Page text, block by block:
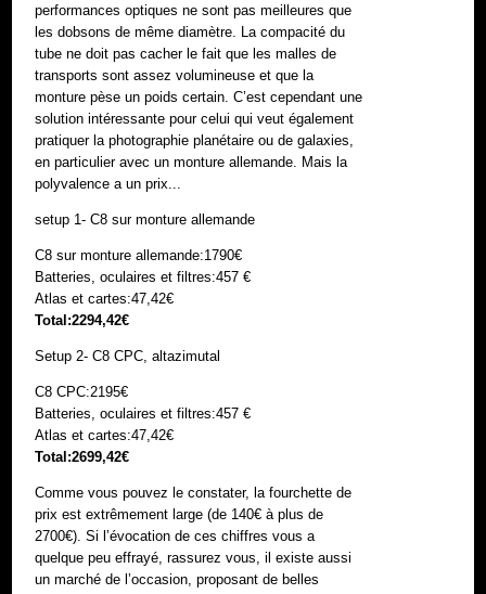
performances optiques ne sont pas meilleures que
les dobsons de même diamètre. La compacité du
tube ne doit pas cacher le fait que les malles de
transports sont assez volumineuse et que la
monture pèse un poids certain. C’est cependant une
solution intéressante pour celui qui veut également
pratiquer la photographie planétaire ou de galaxies,
en particulier avec un monture allemande. Mais la
polyvalence a un prix...
setup 1- C8 sur monture allemande
C8 sur monture allemande:1790€
Batteries, oculaires et filtres:457 €
Atlas et cartes:47,42€
Total:2294,42€
Setup 2- C8 CPC, altazimutal
C8 CPC:2195€
Batteries, oculaires et filtres:457 €
Atlas et cartes:47,42€
Total:2699,42€
Comme vous pouvez le constater, la fourchette de
prix est extrêmement large (de 140€ à plus de
2700€). Si l’évocation de ces chiffres vous a
quelque peu effrayé, rassurez vous, il existe aussi
un marché de l’occasion, proposant de belles